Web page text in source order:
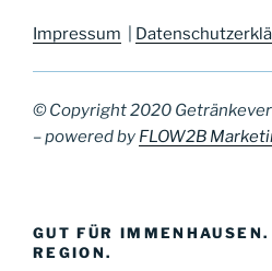
Impressum
© Copyright 2020
– powered by FLOW2B
GUT FÜR
REGION.